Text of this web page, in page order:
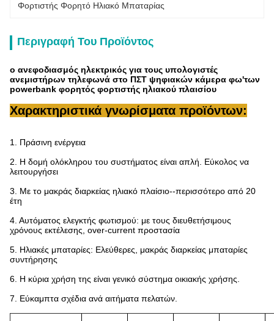
Φορτιστής Φορητό Ηλιακό Μπαταρίας
Περιγραφή Του Προϊόντος
ο ανεφοδιασμός ηλεκτρικός για τους υπολογιστές
ανεμιστήρων τηλεφωνά στο ΠΣΤ ψηφιακών κάμερα φω'των
powerbank φορητός φορτιστής ηλιακού πλαισίου
Χαρακτηριστικά γνωρίσματα προϊόντων:
1. Πράσινη ενέργεια
2. Η δομή ολόκληρου του συστήματος είναι απλή. Εύκολος να
λειτουργήσει
3. Με το μακράς διαρκείας ηλιακό πλαίσιο--περισσότερο από 20
έτη
4. Αυτόματος ελεγκτής φωτισμού: με τους διευθετήσιμους
χρόνους εκτέλεσης, over-current προστασία
5. Ηλιακές μπαταρίες: Ελεύθερες, μακράς διαρκείας μπαταρίες
συντήρησης
6. Η κύρια χρήση της είναι γενικό σύστημα οικιακής χρήσης.
7. Εύκαμπτα σχέδια ανά αιτήματα πελατών.